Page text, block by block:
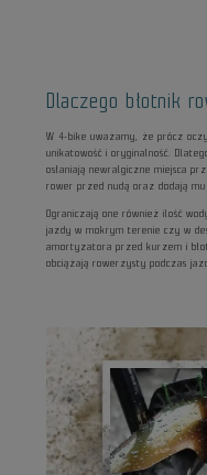
Dlaczego błotnik
W 4-bike uważamy, że prócz
unikatowość i oryginalność.
osłaniają newralgiczne miejsca
rower przed nudą oraz dodają mu
Ograniczają one również ilość
jazdy w mokrym terenie czy w
amortyzatora przed kurzem i
obciążają rowerzysty podczas